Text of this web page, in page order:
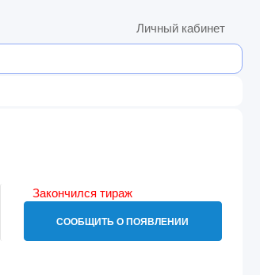
Личный кабинет
Закончился тираж
СООБЩИТЬ О ПОЯВЛЕНИИ